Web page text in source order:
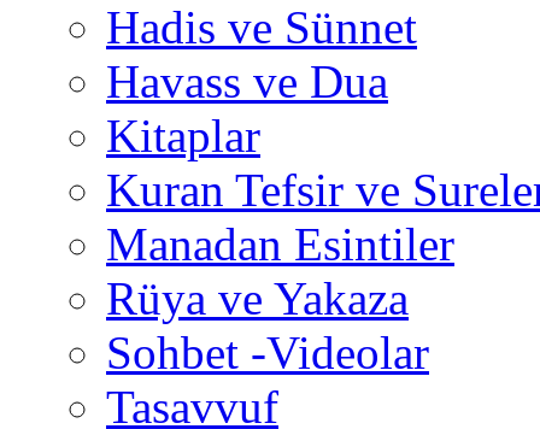
Hadis ve Sünnet
Havass ve Dua
Kitaplar
Kuran Tefsir ve
Manadan Esintiler
Rüya ve Yakaza
Sohbet -Videolar
Tasavvuf